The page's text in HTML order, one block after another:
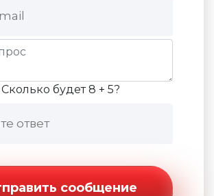
Сколько будет 8 + 5?
сообщение